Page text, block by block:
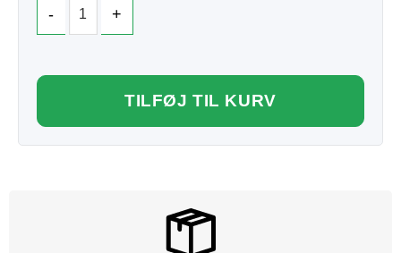
TILFØJ TIL KURV